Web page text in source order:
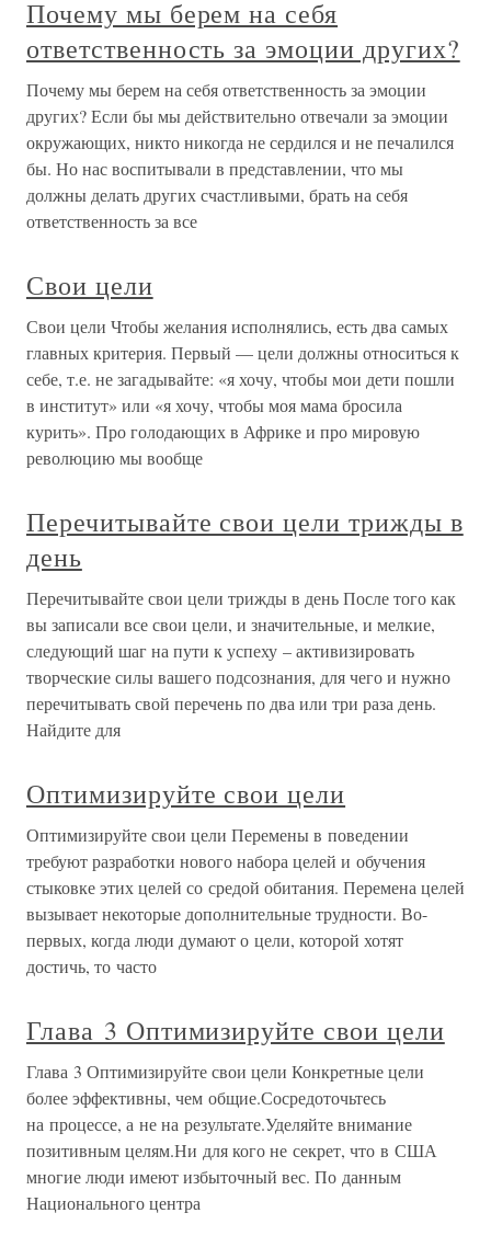
Почему мы берем на себя
ответственность за эмоции других?
Почему мы берем на себя ответственность за эмоции
других? Если бы мы действительно отвечали за эмоции
окружающих, никто никогда не сердился и не печалился
бы. Но нас воспитывали в представлении, что мы
должны делать других счастливыми, брать на себя
ответственность за все
Свои цели
Свои цели Чтобы желания исполнялись, есть два самых
главных критерия. Первый — цели должны относиться к
себе, т.е. не загадывайте: «я хочу, чтобы мои дети пошли
в институт» или «я хочу, чтобы моя мама бросила
курить». Про голодающих в Африке и про мировую
революцию мы вообще
Перечитывайте свои цели трижды в
день
Перечитывайте свои цели трижды в день После того как
вы записали все свои цели, и значительные, и мелкие,
следующий шаг на пути к успеху – активизировать
творческие силы вашего подсознания, для чего и нужно
перечитывать свой перечень по два или три раза день.
Найдите для
Оптимизируйте свои цели
Оптимизируйте свои цели Перемены в поведении
требуют разработки нового набора целей и обучения
стыковке этих целей со средой обитания. Перемена целей
вызывает некоторые дополнительные трудности. Во-
первых, когда люди думают о цели, которой хотят
достичь, то часто
Глава 3 Оптимизируйте свои цели
Глава 3 Оптимизируйте свои цели Конкретные цели
более эффективны, чем общие.Сосредоточьтесь
на процессе, а не на результате.Уделяйте внимание
позитивным целям.Ни для кого не секрет, что в США
многие люди имеют избыточный вес. По данным
Национального центра